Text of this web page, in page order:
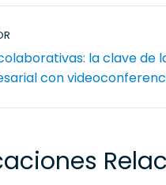
la clave de
con